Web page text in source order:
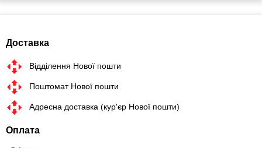
Доставка
Відділення Нової пошти
Поштомат Нової пошти
Адресна доставка (кур'єр Нової пошти)
Оплата